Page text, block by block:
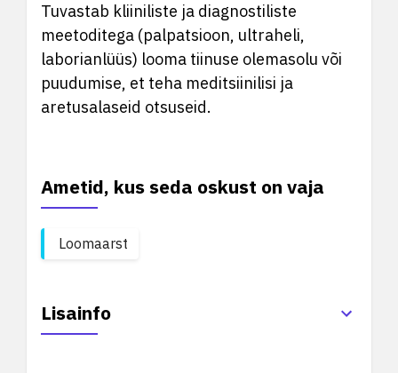
Tuvastab kliiniliste ja diagnostiliste
meetoditega (palpatsioon, ultraheli,
laborianlüüs) looma tiinuse olemasolu või
puudumise, et teha meditsiinilisi ja
aretusalaseid otsuseid.
Ametid, kus seda oskust on vaja
Loomaarst
Lisainfo